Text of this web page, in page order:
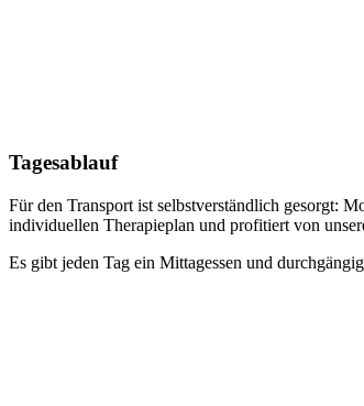
Tagesablauf
Für den Transport ist selbstverständlich gesorgt:
individuellen Therapieplan und profitiert von
Es gibt jeden Tag ein Mittagessen und